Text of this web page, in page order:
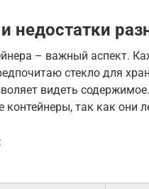
недостатки
– важный аспект.
стекло для
видеть
так как они